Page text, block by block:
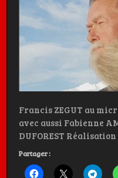
Francis ZEGUT au
avec aussi Fabienne
DUFOREST Réalisation
Partager :